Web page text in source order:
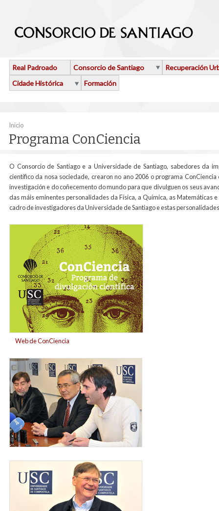
Real Padroado Consorcio de Santiago
Recuperación
Cidade Histórica
Formación
Vostede está aquí
Inicio
Programa ConCiencia
O Consorcio de Santiago e a Universidade de Santiago, sabedores da
científico da nosa sociedade, crearon no ano 2006 o programa
investigación e do coñecemento do mundo para que divulguen os seus
das máis eminentes personalidades da Física, a Química, as Matemáticas
cadro de investigadores da Universidade de Santiago e estas
banner_conciciencia_para_web.jpg
Web de ConCiencia
ei-
rueda_de_prensa_tim_hunt_02.jpg